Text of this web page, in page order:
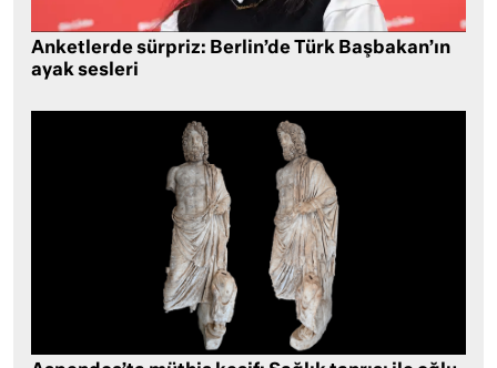
Anketlerde sürpriz: Berlin’de Türk Başbakan’ın
ayak sesleri